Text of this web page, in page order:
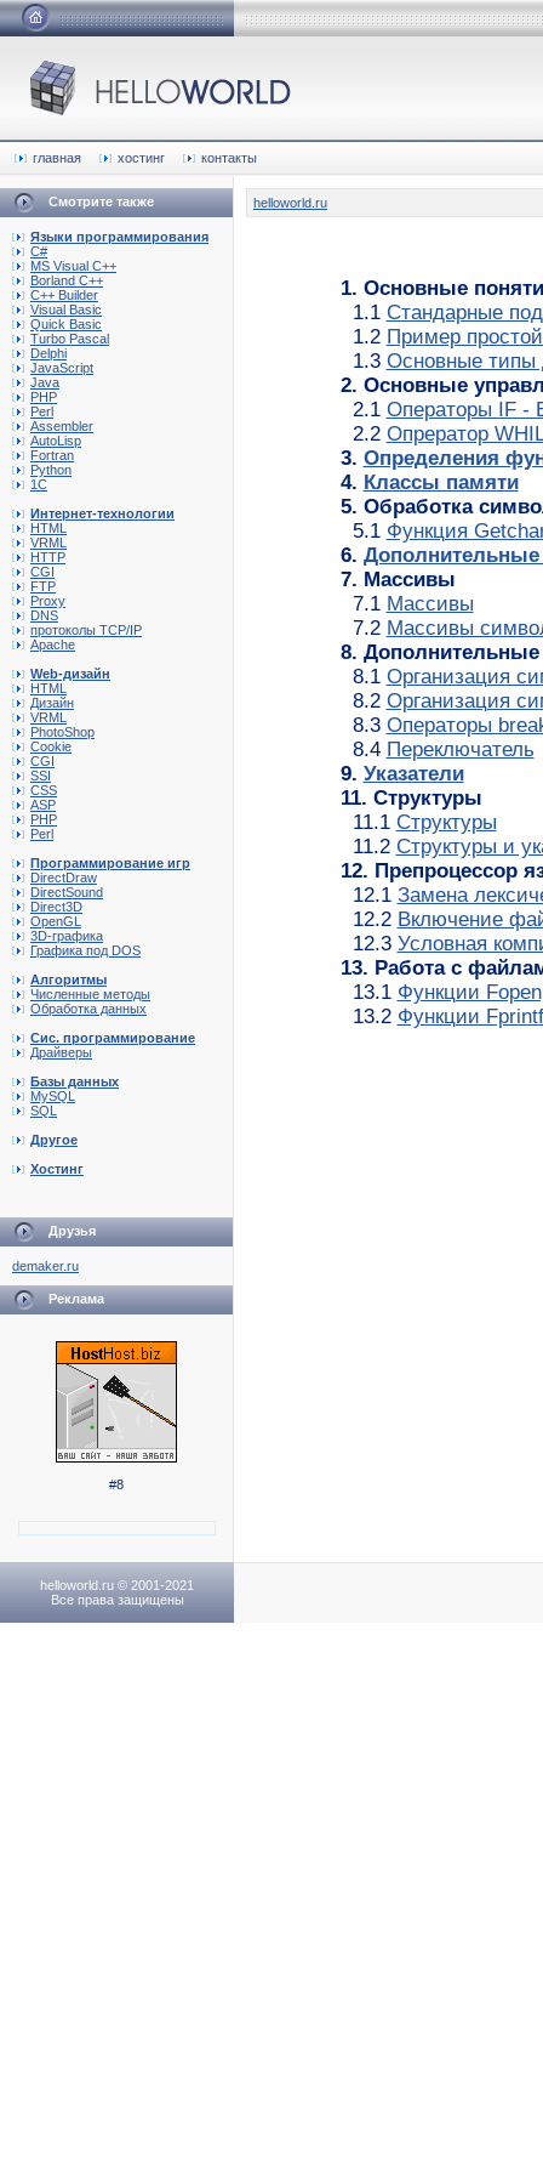
главная хостинг контакты
Смотрите также
Языки программирования
C#
MS Visual C++
Borland C++
C++ Builder
Visual Basic
Quick Basic
Turbo Pascal
Delphi
JavaScript
Java
PHP
Perl
Assembler
AutoLisp
Fortran
Python
1C
Интернет-технологии
HTML
VRML
HTTP
CGI
FTP
Proxy
DNS
протоколы TCP/IP
Apache
Web-дизайн
HTML
Дизайн
VRML
PhotoShop
Cookie
CGI
SSI
CSS
ASP
PHP
Perl
Программирование игр
DirectDraw
DirectSound
Direct3D
OpenGL
3D-графика
Графика под DOS
Алгоритмы
Численные методы
Обработка данных
Сис. программирование
Драйверы
Базы данных
MySQL
SQL
Другое
Хостинг
Друзья
demaker.ru
Реклама
#8
helloworld.ru
1. Основные
1.1 Стандарные
1.2 Пример
1.3 Основные типы
2. Основные
2.1 Операторы IF -
2.2 Опрератор
3. Определения
4. Классы памяти
5. Обработка
5.1 Функция
6.
7. Массивы
7.1 Массивы
7.2 Массивы
8.
8.1 Организация
8.2 Организация
8.3 Операторы
8.4 Переключатель
9. Указатели
11. Структуры
11.1 Структуры
11.2 Структуры и
12. Препроцессор
12.1 Замена
12.2 Включение
12.3 Условная
13. Работа с
13.1 Функции
13.2 Функции
helloworld.ru © 2001-2021
Все права защищены